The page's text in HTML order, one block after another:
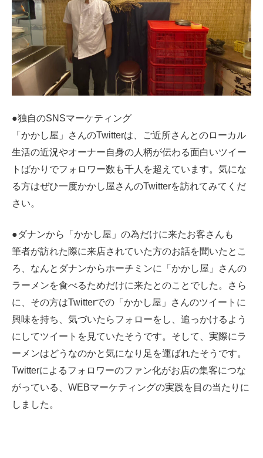
●独自のSNSマーケティング
「かかし屋」さんのTwitterは、ご近所さんとのローカル
生活の近況やオーナー自身の人柄が伝わる面白いツイー
トばかりでフォロワー数も千人を超えています。気にな
る方はぜひ一度かかし屋さんのTwitterを訪れてみてくだ
さい。
●ダナンから「かかし屋」の為だけに来たお客さんも
筆者が訪れた際に来店されていた方のお話を聞いたとこ
ろ、なんとダナンからホーチミンに「かかし屋」さんの
ラーメンを食べるためだけに来たとのことでした。さら
に、その方はTwitterでの「かかし屋」さんのツイートに
興味を持ち、気づいたらフォローをし、追っかけるよう
にしてツイートを見ていたそうです。そして、実際にラ
ーメンはどうなのかと気になり足を運ばれたそうです。
Twitterによるフォロワーのファン化がお店の集客につな
がっている、WEBマーケティングの実践を目の当たりに
しました。